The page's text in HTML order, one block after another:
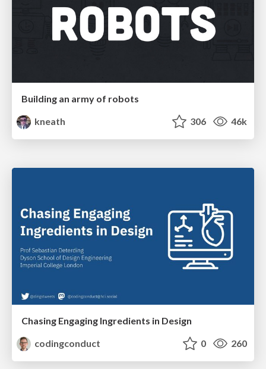
Building an army of robots
kneath
306 46k
Chasing Engaging Ingredients in Design
codingconduct
0 260